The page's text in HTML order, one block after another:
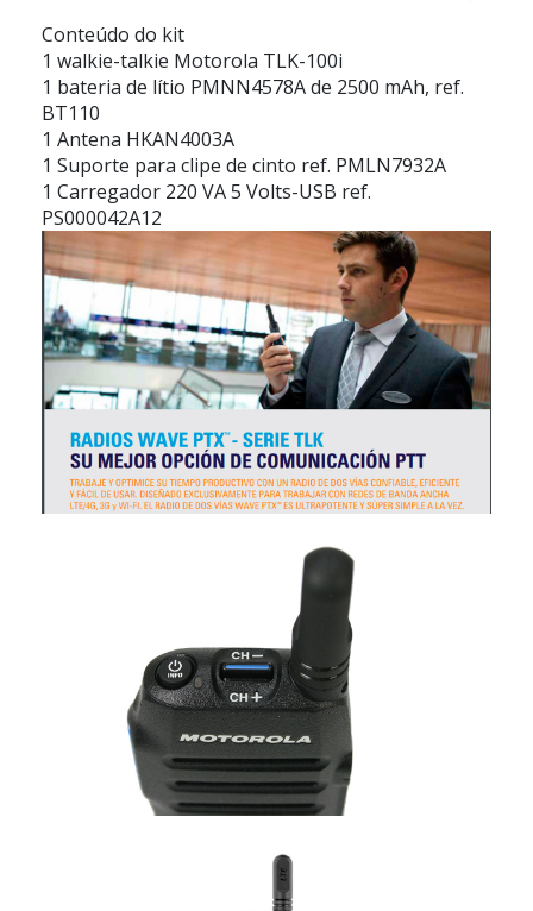
Conteúdo do kit
1 walkie-talkie Motorola TLK-100i
1 bateria de lítio PMNN4578A de 2500 mAh, ref.
BT110
1 Antena HKAN4003A
1 Suporte para clipe de cinto ref. PMLN7932A
1 Carregador 220 VA 5 Volts-USB ref.
PS000042A12